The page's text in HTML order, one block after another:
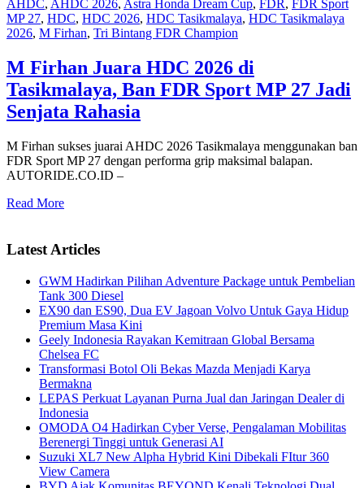
AHDC, AHDC 2026, Astra Honda Dream Cup, FDR, FDR Sport
MP 27, HDC, HDC 2026, HDC Tasikmalaya, HDC Tasikmalaya
2026, M Firhan, Tri Bintang FDR Champion
M Firhan Juara HDC 2026 di
Tasikmalaya, Ban FDR Sport MP 27 Jadi
Senjata Rahasia
M Firhan sukses juarai AHDC 2026 Tasikmalaya menggunakan ban
FDR Sport MP 27 dengan performa grip maksimal balapan.
AUTORIDE.CO.ID –
Read More
Latest Articles
GWM Hadirkan Pilihan Adventure Package untuk Pembelian
Tank 300 Diesel
EX90 dan ES90, Dua EV Jagoan Volvo Untuk Gaya Hidup
Premium Masa Kini
Geely Indonesia Rayakan Kemitraan Global Bersama
Chelsea FC
Transformasi Botol Oli Bekas Mazda Menjadi Karya
Bermakna
LEPAS Perkuat Layanan Purna Jual dan Jaringan Dealer di
Indonesia
OMODA O4 Hadirkan Cyber Verse, Pengalaman Mobilitas
Berenergi Tinggi untuk Generasi AI
Suzuki XL7 New Alpha Hybrid Kini Dibekali FItur 360
View Camera